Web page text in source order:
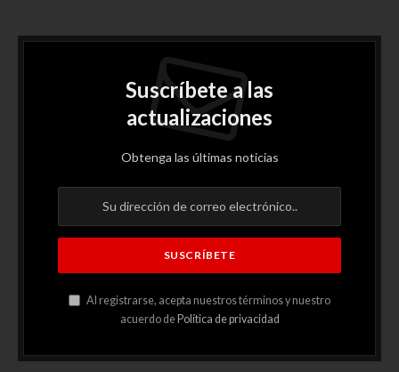
Suscríbete a las
actualizaciones
Obtenga las últimas noticias
Al registrarse, acepta nuestros términos y nuestro
acuerdo de Política de privacidad